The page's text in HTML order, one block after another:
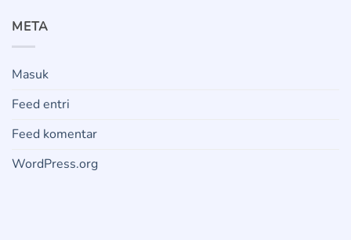
META
Masuk
Feed entri
Feed komentar
WordPress.org